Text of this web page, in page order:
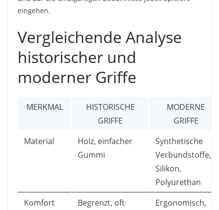
eingehen.
Vergleichende Analyse
historischer und
moderner Griffe
MERKMAL
HISTORISCHE
GRIFFE
MODERNE
GRIFFE
Material
Holz, einfacher
Gummi
Synthetische
Verbundstoffe,
Silikon,
Polyurethan
Komfort
Begrenzt, oft
Ergonomisch,